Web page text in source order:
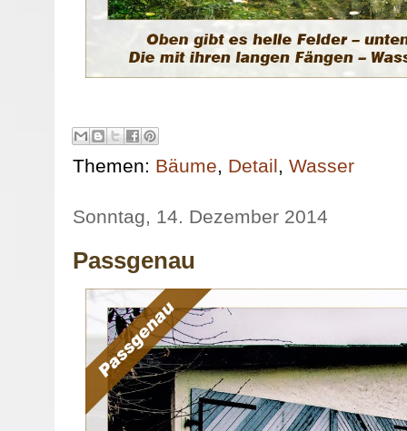
Themen: Bäume, Detail, Wasser
Sonntag, 14. Dezember 2014
Passgenau